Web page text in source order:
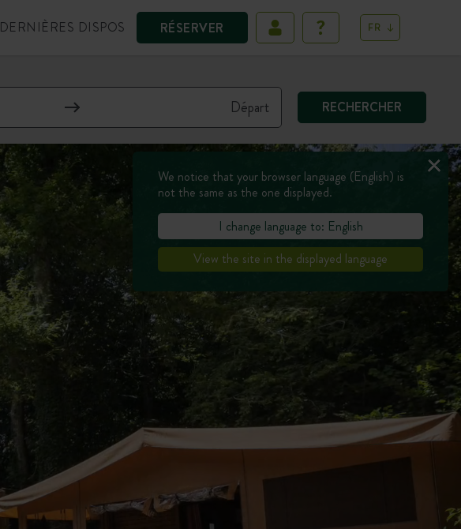
RÉSERVER
DERNIÈRES DISPOS FR
RECHERCHER
We notice that your browser language (English) is
not the same as the one displayed.
I change language to: English
View the site in the displayed language